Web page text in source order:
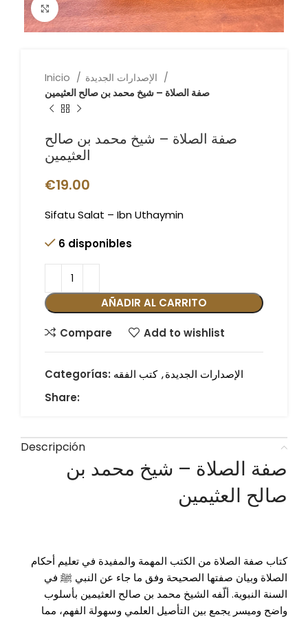
Click to enlarge
Inicio
صفة الصلاة – شيخ محمد بن صالح العثيمين
صفة الصلاة – شيخ محمد بن صالح
العثيمين
€19.00
Sifatu Salat – Ibn Uthaymin
6 disponibles
AÑADIR AL CARRITO
Compare Add to wishlist
Categorías: الإصدارات الجديدة, كتب الفقه
Share:
Descripción
صفة الصلاة – شيخ محمد بن
صالح العثيمين
كتاب صفة الصلاة من الكتب المهمة والمفيدة في تعليم أحكام
الصلاة وبيان صفتها الصحيحة وفق ما جاء عن النبي ﷺ في
السنة النبوية. ألّفه الشيخ محمد بن صالح العثيمين بأسلوب
واضح وميسر يجمع بين التأصيل العلمي وسهولة الفهم، مما